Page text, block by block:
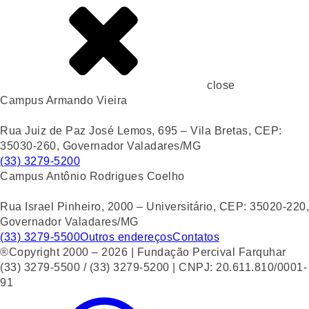
close
Campus Armando Vieira
Rua Juiz de Paz José Lemos, 695 – Vila Bretas, CEP:
35030-260, Governador Valadares/MG
(33) 3279-5200
Campus Antônio Rodrigues Coelho
Rua Israel Pinheiro, 2000 – Universitário, CEP: 35020-220,
Governador Valadares/MG
(33) 3279-5500Outros endereçosContatos
®Copyright 2000 – 2026 | Fundação Percival Farquhar
(33) 3279-5500 / (33) 3279-5200 | CNPJ: 20.611.810/0001-
91